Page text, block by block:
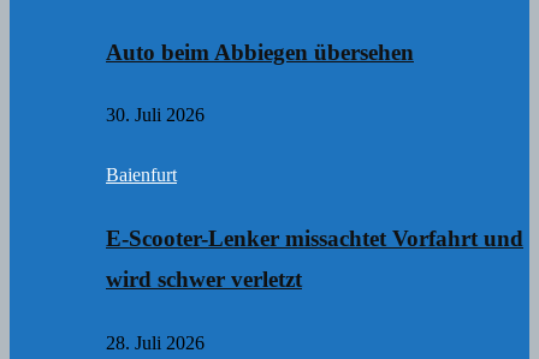
Auto beim Abbiegen übersehen
30. Juli 2026
Baienfurt
E-Scooter-Lenker missachtet Vorfahrt und
wird schwer verletzt
28. Juli 2026